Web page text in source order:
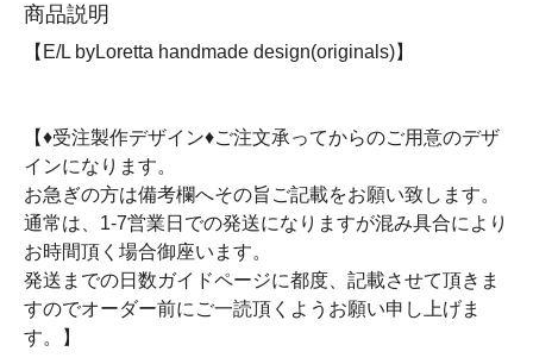
商品説明
【E/L byLoretta handmade design(originals)】
【♦受注製作デザイン♦ご注文承ってからのご用意のデザ
インになります。
お急ぎの方は備考欄へその旨ご記載をお願い致します。
通常は、1-7営業日での発送になりますが混み具合により
お時間頂く場合御座います。
発送までの日数ガイドページに都度、記載させて頂きま
すのでオーダー前にご一読頂くようお願い申し上げま
す。】